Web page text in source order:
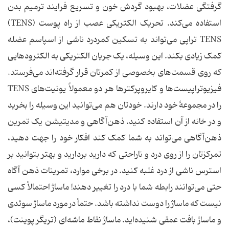
گرفتگی عضلات، بهبود گردش خون و تسریع فرایند ترمیم بدن
استفاده می‌کند. تحریک الکتریکی عصب از راه پوست (TENS)
TENS تراپی می‌تواند به تسکین کمردرد ناشی از اسپاسم عضله
کمک زیادی بکند. این وسیله، یک جریان الکتریکی به الکترودهایی
که روی قسمت‌های بخصوصی از کمرتان قرار گرفته‌اند می‌فرستد.
فیزیوتراپیست‌ها و کایروپرکترها هر دو معمولاً یونیت‌های TENS
را در مجموعهٔ خود دارند. خودتان هم می‌توانید این وسیله را بخرید
و در خانه از آن استفاده کنید. ذهن‌آگاهی و مدیتیشن یک تمرین
ذهن‌آگاهی می‌تواند به شما کمک کند افکار خود را جهت دهید،
تمرکزتان را از روی درد و ناراحتی که دارید بردارید و بهتر بتوانید بر
استرس ناشی از درد غلبه کنید. در برخی موارد، تمرینات ذهن آگاه
حتی می‌توانند رابطه شما با درد را تغییر دهند! ماساژ احتمالاً کسی
نیست که ماساژ را دوست نداشته باشد. حتماً در مورد ماساژ سوئدی
و ماساژ بافت عمقی شنیده‌اید. ماساژ نقاط ماشه‌ای (تریگر پوینت)،